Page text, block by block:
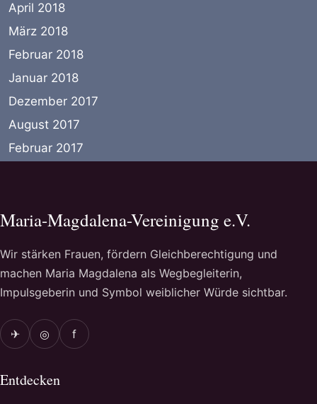
April 2018
März 2018
Februar 2018
Januar 2018
Dezember 2017
August 2017
Februar 2017
Maria-Magdalena-Vereinigung e.V.
Wir stärken Frauen, fördern Gleichberechtigung und
machen Maria Magdalena als Wegbegleiterin,
Impulsgeberin und Symbol weiblicher Würde sichtbar.
✈ ◎ f
Entdecken